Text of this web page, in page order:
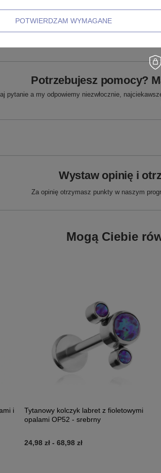
Potrzebujesz pomocy?
pytanie a my odpowiemy niezwłocznie,
Wystaw opinię i
Za opinię otrzymasz punkty w naszym
Mogą Ciebie
i
Tytanowy kolczyk labret z fioletowymi
opalami OP52 - srebrny
24,98 zł - 68,98 zł
POTWIERDZAM WYMAGANE